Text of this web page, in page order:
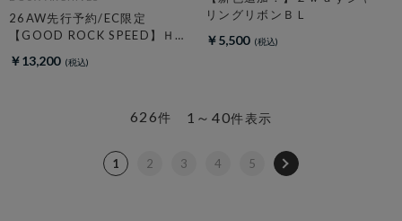
26AW先行予約/EC限定
【GOOD ROCK SPEED】ＨＡ
￥13,200
リングリボンＢＬ
￥5,500
1～40件表示
626件
1 2 3 4 5